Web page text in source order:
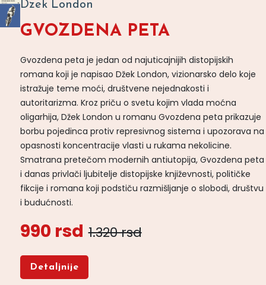
Dzek London
GVOZDENA PETA
Gvozdena peta je jedan od najuticajnijih distopijskih
romana koji je napisao Džek London, vizionarsko delo koje
istražuje teme moći, društvene nejednakosti i
autoritarizma. Kroz priču o svetu kojim vlada moćna
oligarhija, Džek London u romanu Gvozdena peta prikazuje
borbu pojedinca protiv represivnog sistema i upozorava na
opasnosti koncentracije vlasti u rukama nekolicine.
Smatrana pretečom modernih antiutopija, Gvozdena peta
i danas privlači ljubitelje distopijske književnosti, političke
fikcije i romana koji podstiču razmišljanje o slobodi, društvu
i budućnosti.
990 rsd 1.320 rsd
Detaljnije